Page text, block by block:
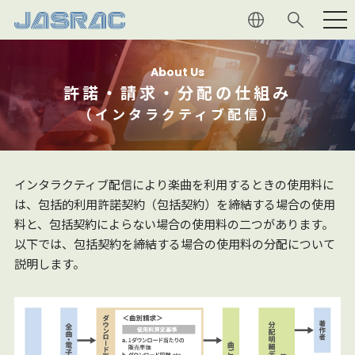
権利者の皆さま
音楽文化への貢献
マガジン
採用情報
About Us
許諾・請求・分配の仕組み
（インタラクティブ配信）
インタラクティブ配信により楽曲を利用するときの使用料に
は、包括的利用許諾契約（包括契約）を締結する場合の使用
料と、包括契約によらない場合の使用料の二つがあります。
以下では、包括契約を締結する場合の使用料の分配について
説明します。